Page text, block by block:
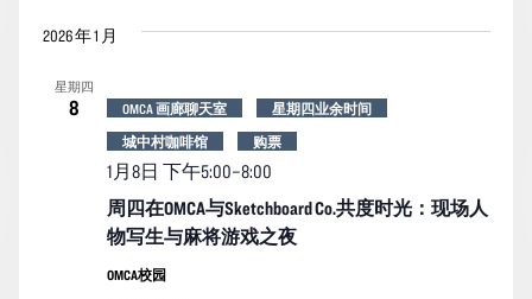
搜
导
视
择
期。
2026 年 1 月
星期四
8
周四在OMCA与Sketchboard Co.共度时光：现场人
物写生与麻将游戏之夜
1月8日 下午5:00–8:00
OMCA 画廊聊天室
星期四业余时间
城中村咖啡馆
购票
OMCA校园